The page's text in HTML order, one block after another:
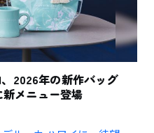
2026年の新作バッグ
メニュー登場